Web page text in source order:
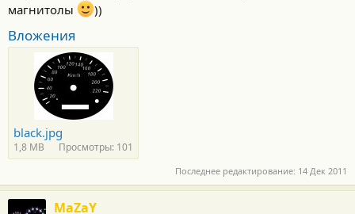
магнитолы
))
Вложения
black.jpg
1,8 MB Просмотры: 101
Последнее редактирование: 14 Дек 2011
MaZaY